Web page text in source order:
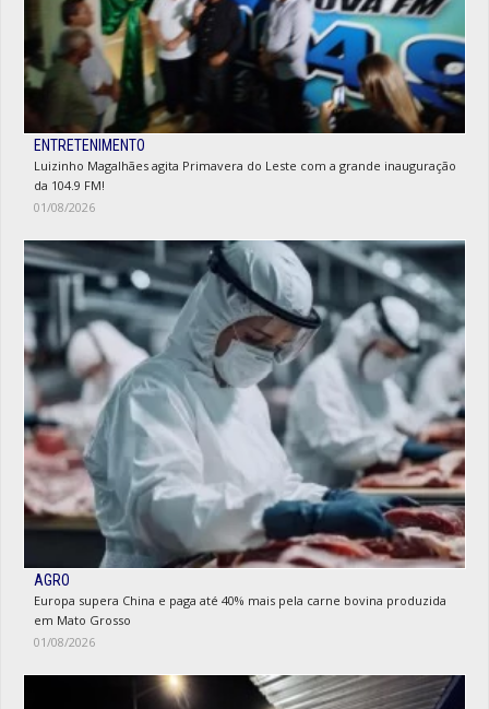
ENTRETENIMENTO
Luizinho Magalhães agita Primavera do Leste com a grande inauguração
da 104.9 FM!
01/08/2026
AGRO
Europa supera China e paga até 40% mais pela carne bovina produzida
em Mato Grosso
01/08/2026